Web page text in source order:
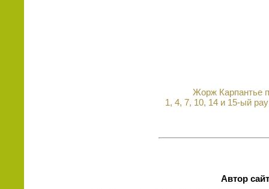
Жорж Карпантье
1, 4, 7, 10, 14 и 15-ый
Автор